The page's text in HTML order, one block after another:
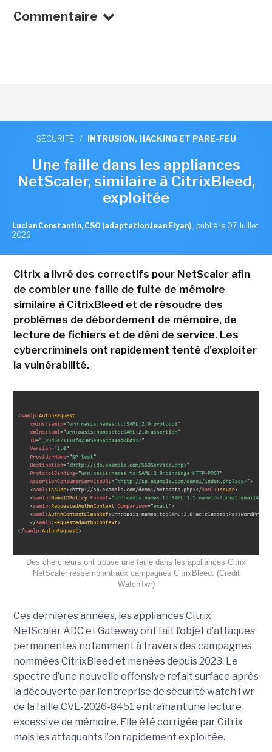
Commentaire
SÉCURITÉ / INTRUSION, HACKING ET PARE-FEU
Une faille dans les appliances
NetScaler, similaire à CitrixBleed,
exploitée
Lucian Constantin, CSO (adaptation Jean Elyan) , publié le 07 Juillet
2026
Citrix a livré des correctifs pour NetScaler afin
de combler une faille de fuite de mémoire
similaire à CitrixBleed et de résoudre des
problèmes de débordement de mémoire, de
lecture de fichiers et de déni de service. Les
cybercriminels ont rapidement tenté d'exploiter
la vulnérabilité.
Des chercheurs ont trouvé une faille dans les appliances Citrix
NetScaler ressemblant aux campagnes CitrixBleed. (Crédit
WatchTwr)
Ces dernières années, les appliances Citrix
NetScaler ADC et Gateway ont fait l’objet d’attaques
permanentes notamment à travers des campagnes
nommées CitrixBleed et menées depuis 2023. Le
spectre d’une nouvelle offensive refait surface après
la découverte par l’entreprise de sécurité watchTwr
de la faille CVE-2026-8451 entraînant une lecture
excessive de mémoire. Elle été corrigée par Citrix
mais les attaquants l’on rapidement exploitée.